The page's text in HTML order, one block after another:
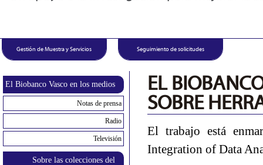
Gestión de Muestra y Servicios Seguimiento de solicitudes
El Biobanco Vasco en los medios
Notas de prensa
Radio
Televisión
Sobre las colecciones del
EL
SOBRE
El trabajo está
Integration of Data